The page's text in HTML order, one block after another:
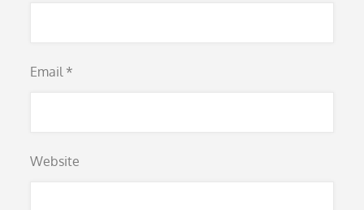
Email *
Website